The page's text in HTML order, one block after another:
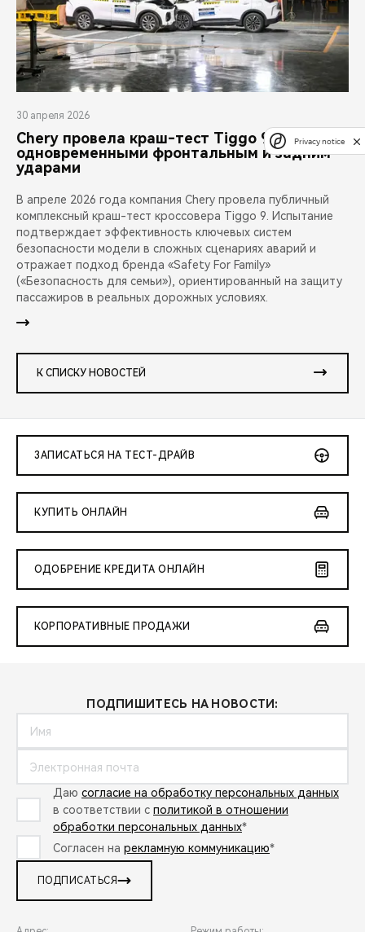
30 апреля 2026
Chery провела краш-тест Tiggo 9 с
одновременными фронтальным и задним
ударами
В апреле 2026 года компания Chery провела публичный
комплексный краш-тест кроссовера Tiggo 9. Испытание
подтверждает эффективность ключевых систем
безопасности модели в сложных сценариях аварий и
отражает подход бренда «Safety For Family»
(«Безопасность для семьи»), ориентированный на защиту
пассажиров в реальных дорожных условиях.
К СПИСКУ НОВОСТЕЙ
ЗАПИСАТЬСЯ НА ТЕСТ-ДРАЙВ
КУПИТЬ ОНЛАЙН
ОДОБРЕНИЕ КРЕДИТА ОНЛАЙН
КОРПОРАТИВНЫЕ ПРОДАЖИ
ПОДПИШИТЕСЬ НА НОВОСТИ:
Даю согласие на обработку персональных данных
в соответствии с политикой в отношении
обработки персональных данных*
Согласен на рекламную коммуникацию*
ПОДПИСАТЬСЯ
Privacy notice